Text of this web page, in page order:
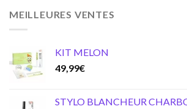
MEILLEURES VENTES
KIT MELON
49,99€
STYLO BLANCHEUR